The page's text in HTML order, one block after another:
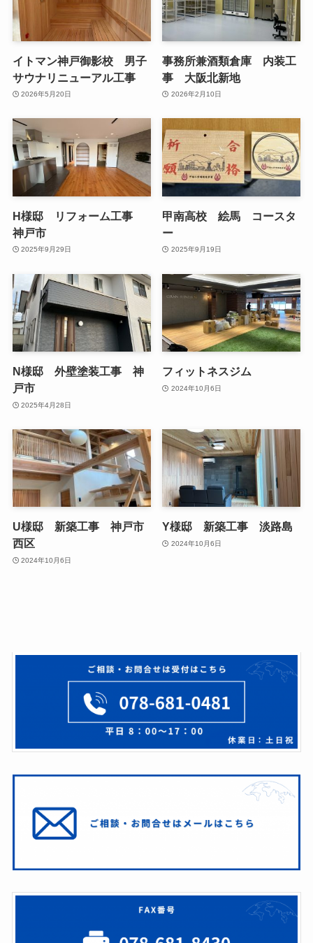
イトマン神戸御影校 男子
サウナリニューアル工事
2026年5月20日
事務所兼酒類倉庫 内装工
事 大阪北新地
2026年2月10日
H様邸 リフォーム工事
神戸市
2025年9月29日
甲南高校 絵馬 コースタ
ー
2025年9月19日
N様邸 外壁塗装工事 神
戸市
2025年4月28日
フィットネスジム
2024年10月6日
U様邸 新築工事 神戸市
西区
2024年10月6日
Y様邸 新築工事 淡路島
2024年10月6日